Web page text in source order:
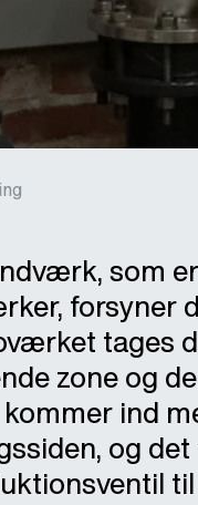
som
forsyner
tages
zone og
ind
og